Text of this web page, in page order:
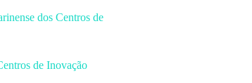
dos Centros de
de Inovação